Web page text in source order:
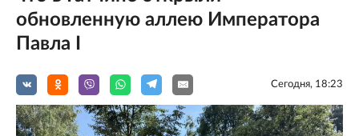
обновленную аллею Императора
Павла I
Сегодня, 18:23